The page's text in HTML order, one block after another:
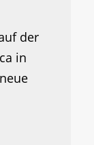
der
in